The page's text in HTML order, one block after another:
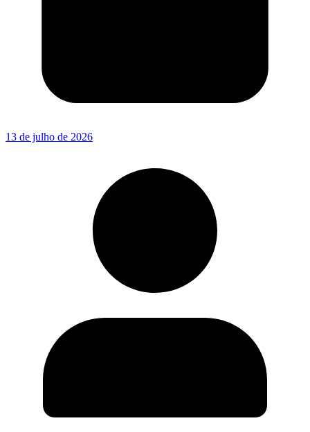
13 de julho de 2026